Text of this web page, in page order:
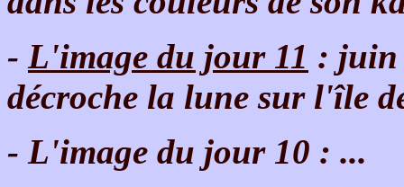
- L'image du jour 11 : juin
décroche la lune sur l'île
- L'image du jour 10 : ...